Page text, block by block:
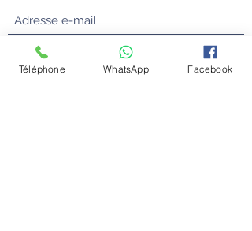
Envoyer
Téléphone WhatsApp Facebook